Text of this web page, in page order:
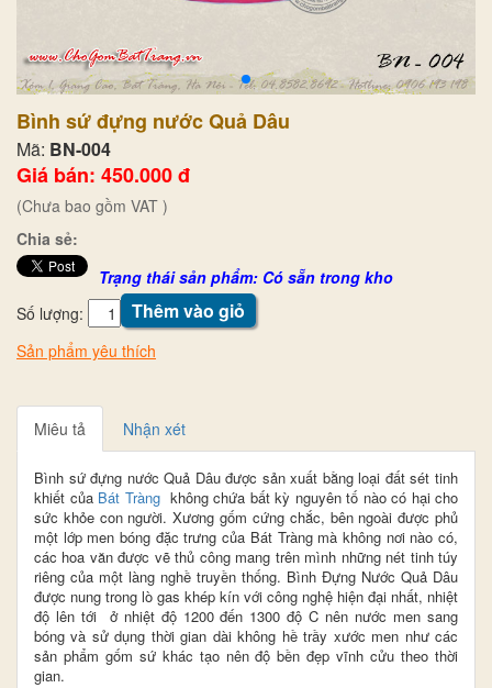
Bình sứ đựng nước Quả Dâu
Mã: BN-004
Giá bán: 450.000 đ
(Chưa bao gồm VAT )
Chia sẻ:
Trạng thái sản phẩm: Có sẵn trong kho
Số lượng:
Thêm vào giỏ
Sản phẩm yêu thích
Miêu tả Nhận xét
Bình sứ đựng nước Quả Dâuđược sản xuất bằng loại đất séttinh
khiết của Bát Tràng không chứa bất kỳ nguyên tố nào có hại cho
sức khỏe con người. Xương gốm cứng chắc, bên ngoài được phủ
một lớp men bóng đặc trưng của Bát Tràng mà không nơi nào có,
các hoa văn được vẽ thủ công mang trên mình những nét tinh túy
riêng của một làng nghề truyền thống. Bình Đựng Nước Quả Dâu
được nung trong lò gas khép kín với công nghệ hiện đại nhất, nhiệt
độ lên tới ở nhiệt độ 1200 đến 1300 độ C nên nước men sang
bóng và sử dụng thời gian dài không hề trầy xước men như các
sản phẩm gốm sứ khác tạo nên độ bền đẹp vĩnh cửu theo thời
gian.